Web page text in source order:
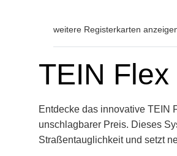
weitere Registerkarten
TEIN
Entdecke das innovative TEIN
unschlagbarer Preis. Dieses
Straßentauglichkeit und setzt